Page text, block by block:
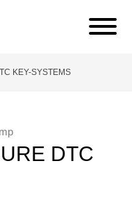
KEY-SYSTEMS
DTC